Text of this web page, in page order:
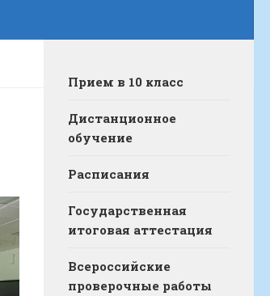
Прием в 10 класс
Дистанционное
обучение
Расписания
Государственная
итоговая аттестация
Всероссийские
проверочные работы